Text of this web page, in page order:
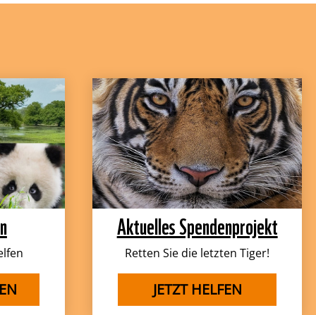
Aktuelles Spendenprojekt
Retten Sie die letzten Tiger!
JETZT HELFEN